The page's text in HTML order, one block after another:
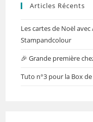
Articles Récents
Les cartes de Noël
Stampandcolour
🎉 Grande première
Tuto n°3 pour la Box